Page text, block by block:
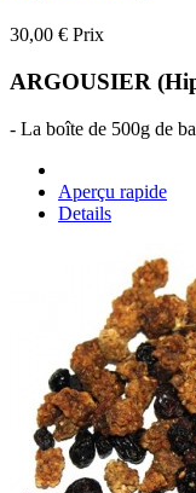
30,00 € Prix
ARGOUSIER
- La boîte de 500g de
Aperçu rapide
Details